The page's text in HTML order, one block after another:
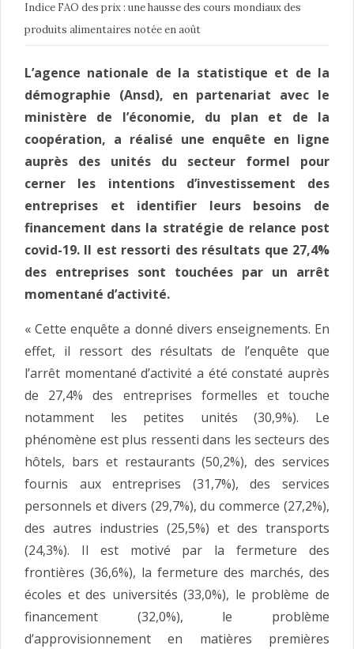
Indice FAO des prix : une hausse des cours mondiaux des
produits alimentaires notée en août
L’agence nationale de la statistique et de la
démographie (Ansd), en partenariat avec le
ministère de l’économie, du plan et de la
coopération, a réalisé une enquête en ligne
auprès des unités du secteur formel pour
cerner les intentions d’investissement des
entreprises et identifier leurs besoins de
financement dans la stratégie de relance post
covid-19. Il est ressorti des résultats que 27,4%
des entreprises sont touchées par un arrêt
momentané d’activité.
« Cette enquête a donné divers enseignements. En
effet, il ressort des résultats de l’enquête que
l’arrêt momentané d’activité a été constaté auprès
de 27,4% des entreprises formelles et touche
notamment les petites unités (30,9%). Le
phénomène est plus ressenti dans les secteurs des
hôtels, bars et restaurants (50,2%), des services
fournis aux entreprises (31,7%), des services
personnels et divers (29,7%), du commerce (27,2%),
des autres industries (25,5%) et des transports
(24,3%). Il est motivé par la fermeture des
frontières (36,6%), la fermeture des marchés, des
écoles et des universités (33,0%), le problème de
financement (32,0%), le problème
d’approvisionnement en matières premières